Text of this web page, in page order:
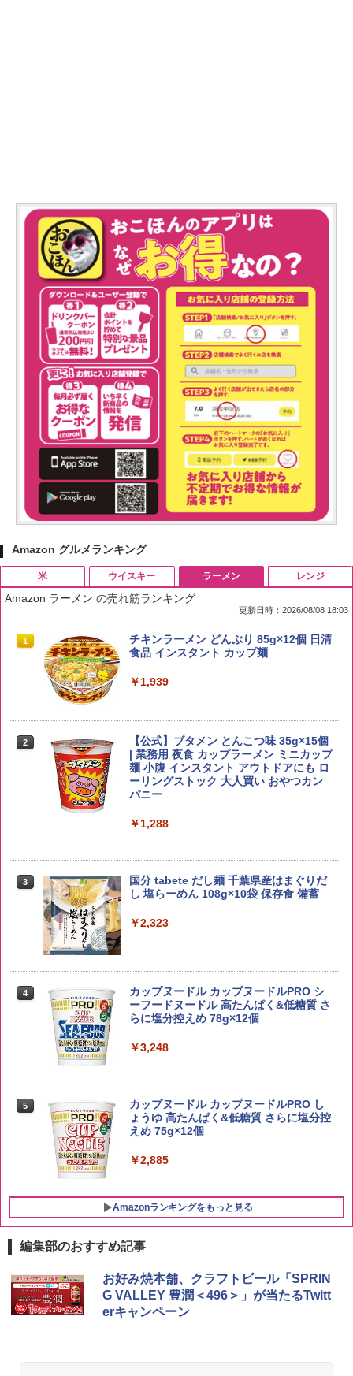
Amazon グルメランキング
米
1 by Amazon 国産ブレンド米 精米 5kg
2
【在庫処分価格】ももたろう印 無洗米 5
kg 業務用 お米マイスターブレンド
￥2,680
3
野沢農産 無洗米 青い流るる コシヒカリ
5kg 長野県産 令和7年産
4
by Amazon あきたこまちブレンド 無洗
米 5kg
￥3,396
5
新潟ケンベイ【精米】新潟県産にじのき
らめき 5kg 令和7年産
￥3,056
ウイスキー
1
ブラックニッカ ニッカ Nikka ウィスキ
ー4000ml ブラックニッカクリア ウヰス
お得 4リットル
角瓶 2700ml サントリー ウイスキー ハ
イボール 大容量
3
角ハイボール 350ml×24本 サントリー ウ
イスキー ハイボール 缶
￥4,927
4
トリスウイスキー 4000ml サントリー 大
容量 4リットル
5
サントリー シングルモルト ウイスキー
白州 Story of the Distillery 2026 化粧箱
入 700ml
￥19,860
ラーメン
Amazon ラーメン の売れ筋ランキング
更新日時：2026/08/08 18:03
1
チキンラーメン どんぶり 85g×12個 日清
食品 インスタント カップ麺
￥1,939
2
【公式】ブタメン とんこつ味 35g×15個
| 業務用 夜食 カップラーメン ミニカップ
麺 小腹 インスタント アウトドアにも ロ
ーリングストック 大人買い おやつカン
パニー
￥1,288
3
国分 tabete だし麺 千葉県産はまぐりだ
し 塩らーめん 108g×10袋 保存食 備蓄
￥2,323
4
カップヌードル カップヌードルPRO シ
ーフードヌードル 高たんぱく&低糖質 さ
らに塩分控えめ 78g×12個
￥3,248
5
カップヌードル カップヌードルPRO し
ょうゆ 高たんぱく&低糖質 さらに塩分控
えめ 75g×12個
￥2,885
Amazonランキングをもっと見る
レンジ
1
[山善] スチームオーブンレンジ 25L 一人
暮らし 二人暮らし フラットテーブル ス
チーム調理 自動メニュー19種搭載 角皿
付き ブラック MRK-F250TSV(B)
編集部のおすすめ記事
お好み焼本舗、クラフトビール「SPRIN
G VALLEY 豊潤＜496＞」が当たるTwitt
erキャンペーン